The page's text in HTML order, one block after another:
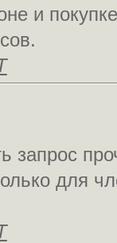
и
запрос
для